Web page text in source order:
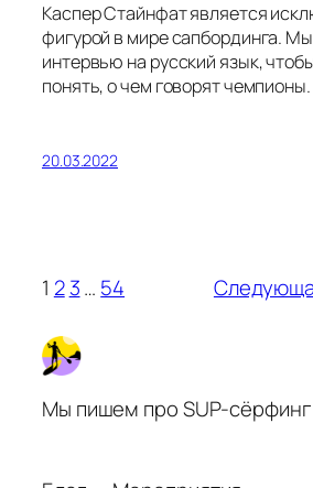
Каспер Стайнфат является
фигурой в мире сапбординга.
интервью на русский язык,
понять, о чем говорят чемпионы.
20.03.2022
1 2 3… 54
Мы пишем про SUP-сёрфинг